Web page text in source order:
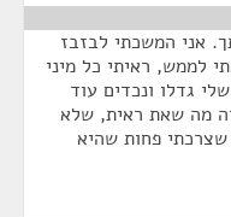
אני המשכתי לבזבז
לממש, ראיתי כל מיני
גדלו ונכדים עוד
מה שאת ראית, שלא
פחות שהיא